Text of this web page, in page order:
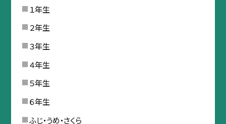
１年生
２年生
３年生
４年生
５年生
６年生
ふじ・うめ・さくら